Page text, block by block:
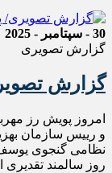
30 - سپتامبر - 2025
گزارش تصویری
گزارش
امروز پویش رز
و رییس سازمان
نظامی گنجوی یوسف
روز سالمند تقدیری